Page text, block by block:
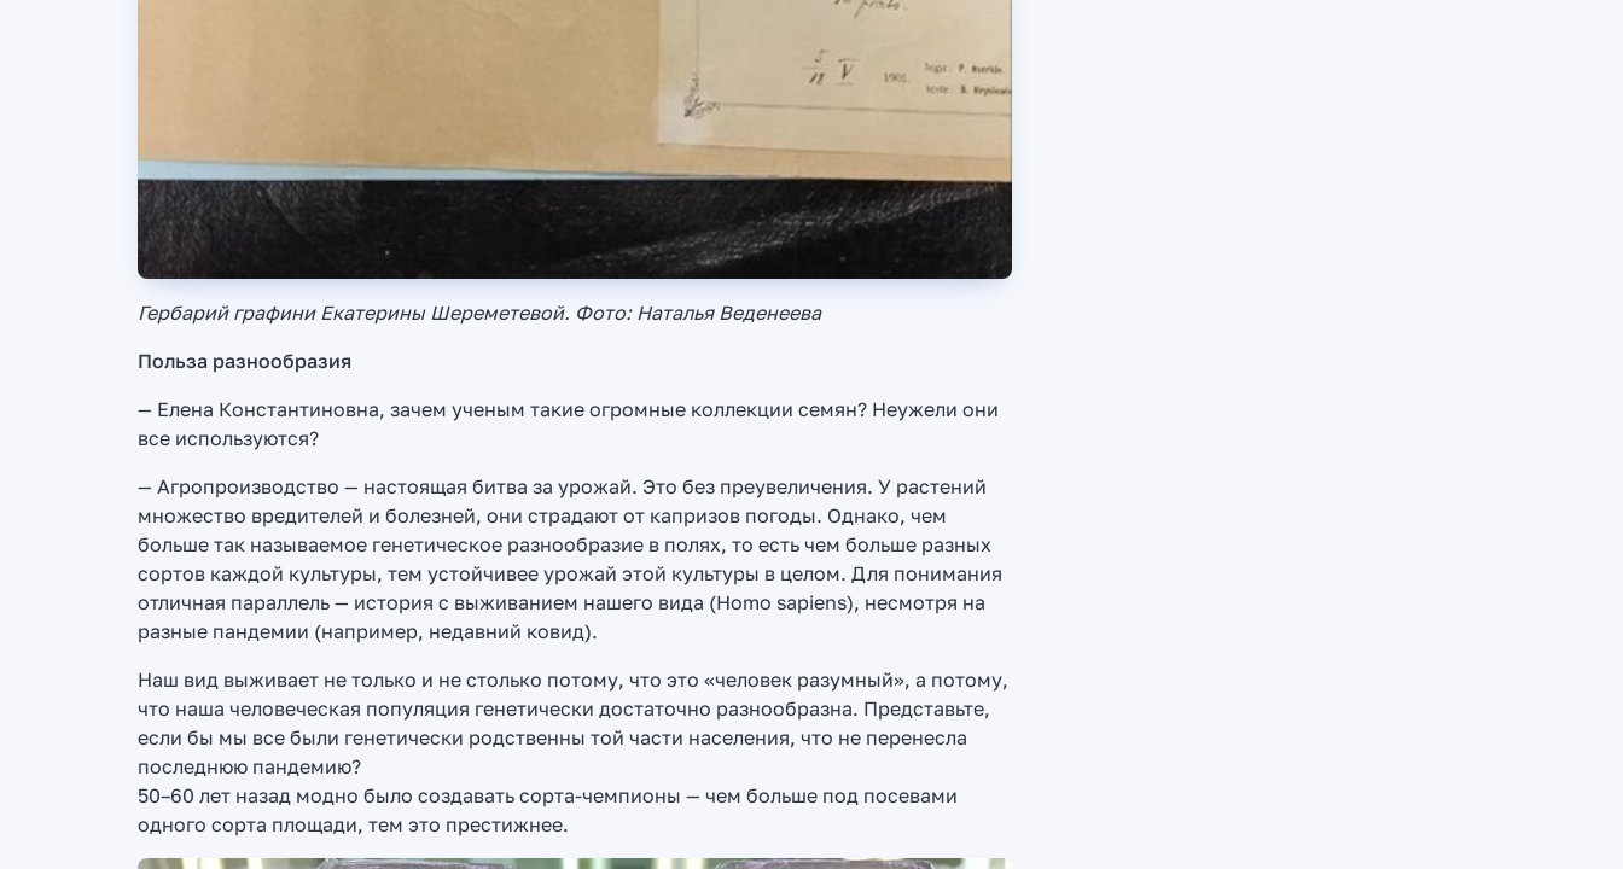
Гербарий графини Екатерины Шереметевой. Фото: Наталья Веденеева
Польза разнообразия
— Елена Константиновна, зачем ученым такие огромные коллекции семян? Неужели они
все используются?
— Агропроизводство — настоящая битва за урожай. Это без преувеличения. У растений
множество вредителей и болезней, они страдают от капризов погоды. Однако, чем
больше так называемое генетическое разнообразие в полях, то есть чем больше разных
сортов каждой культуры, тем устойчивее урожай этой культуры в целом. Для понимания
отличная параллель — история с выживанием нашего вида (Homo sapiens), несмотря на
разные пандемии (например, недавний ковид).
Наш вид выживает не только и не столько потому, что это «человек разумный», а потому,
что наша человеческая популяция генетически достаточно разнообразна. Представьте,
если бы мы все были генетически родственны той части населения, что не перенесла
последнюю пандемию?
50–60 лет назад модно было создавать сорта-чемпионы — чем больше под посевами
одного сорта площади, тем это престижнее.